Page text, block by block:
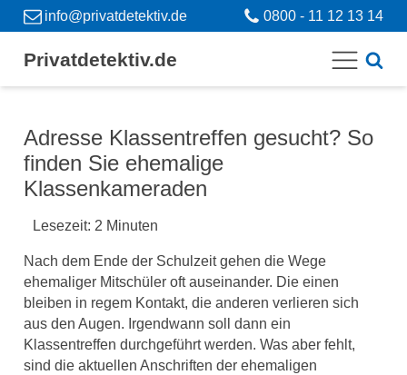
info@privatdetektiv.de 0800 - 11 12 13 14
Privatdetektiv.de
Adresse Klassentreffen gesucht? So
finden Sie ehemalige
Klassenkameraden
Lesezeit: 2 Minuten
Nach dem Ende der Schulzeit gehen die Wege
ehemaliger Mitschüler oft auseinander. Die einen
bleiben in regem Kontakt, die anderen verlieren sich
aus den Augen. Irgendwann soll dann ein
Klassentreffen durchgeführt werden. Was aber fehlt,
sind die aktuellen Anschriften der ehemaligen